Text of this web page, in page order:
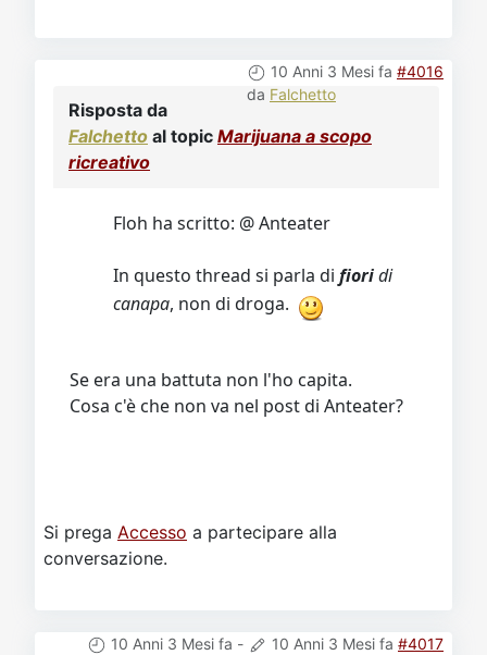
10 Anni 3 Mesi fa #4016
da Falchetto
Risposta da
Falchetto al topic Marijuana a scopo
ricreativo
Floh ha scritto: @ Anteater
In questo thread si parla di fioridi
canapa, non di droga.
Se era una battuta non l'ho capita.
Cosa c'è che non va nel post di Anteater?
Si prega Accesso a partecipare alla
conversazione.
10 Anni 3 Mesi fa - 10 Anni 3 Mesi fa #4017